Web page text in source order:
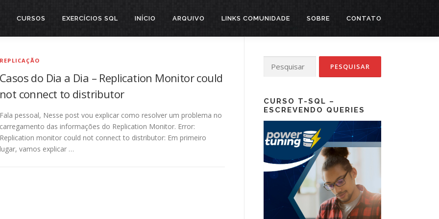
CURSOS EXERCÍCIOS SQL INÍCIO ARQUIVO LINKS COMUNIDADE SOBRE CONTATO
REPLICAÇÃO
Casos do Dia a Dia – Replication Monitor could
not connect to distributor
Fala pessoal, Nesse post vou explicar como resolver um problema no
carregamento das informações do Replication Monitor. Error:
Replication monitor could not connect to distributor: Em primeiro
lugar, vamos explicar …
por:
CURSO T-SQL –
ESCREVENDO QUERIES